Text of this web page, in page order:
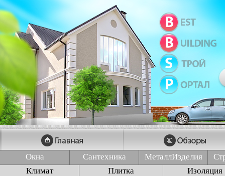
Окна Сантехника МеталлИзделия
Климат
Плитка Изоляция